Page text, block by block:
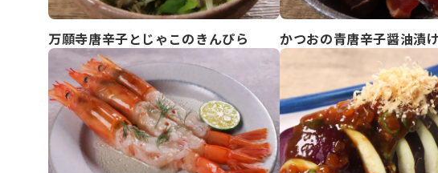
万願寺唐辛子とじゃこのきんぴら かつおの青唐辛子醤油漬け